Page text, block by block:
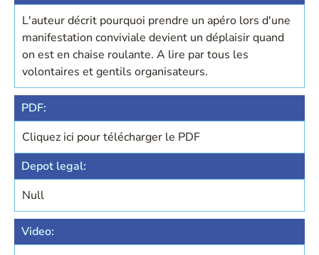
L'auteur décrit pourquoi prendre un apéro lors d'une
manifestation conviviale devient un déplaisir quand
on est en chaise roulante. A lire par tous les
volontaires et gentils organisateurs.
PDF:
Cliquez ici pour télécharger le PDF
Depot legal:
Null
Video: